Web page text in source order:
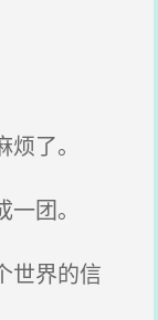
了。
团。
世界的信